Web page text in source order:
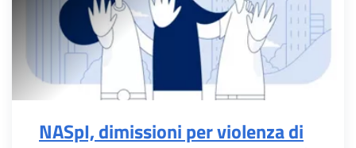
NASpI, dimissioni per violenza di